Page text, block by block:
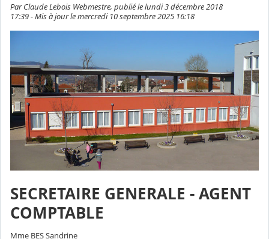
Par Claude Lebois Webmestre, publié le lundi 3 décembre 2018
17:39 - Mis à jour le mercredi 10 septembre 2025 16:18
SECRETAIRE GENERALE - AGENT
COMPTABLE
Mme BES Sandrine